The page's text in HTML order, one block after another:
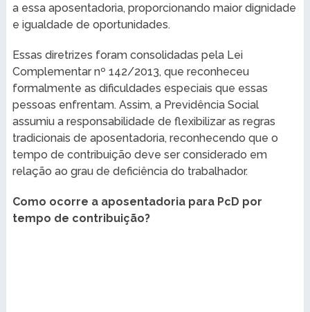
a essa aposentadoria, proporcionando maior dignidade
e igualdade de oportunidades.
Essas diretrizes foram consolidadas pela Lei
Complementar nº 142/2013, que reconheceu
formalmente as dificuldades especiais que essas
pessoas enfrentam. Assim, a Previdência Social
assumiu a responsabilidade de flexibilizar as regras
tradicionais de aposentadoria, reconhecendo que o
tempo de contribuição deve ser considerado em
relação ao grau de deficiência do trabalhador.
Como ocorre a aposentadoria para PcD por
tempo de contribuição?